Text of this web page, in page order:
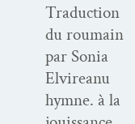
Tra­duc­tion
du roumain
par Sonia
Elvire­anu
hymne. à la